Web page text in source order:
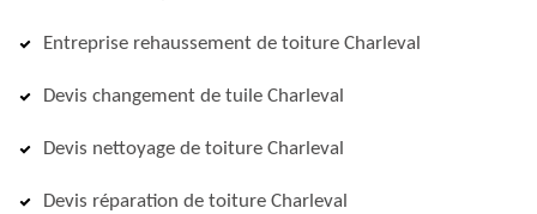
Entreprise rehaussement de toiture Charleval
Devis changement de tuile Charleval
Devis nettoyage de toiture Charleval
Devis réparation de toiture Charleval